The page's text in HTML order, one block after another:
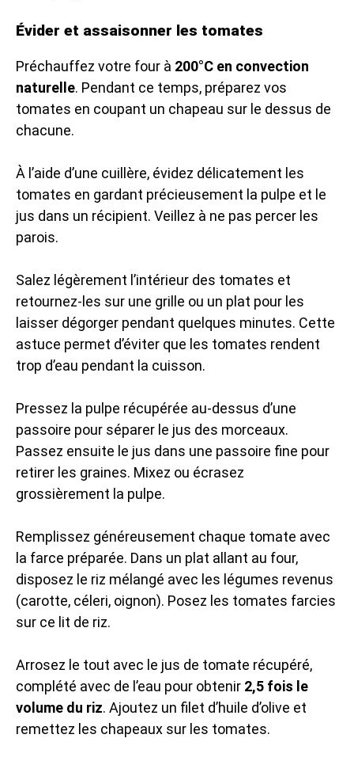
Évider et assaisonner les tomates
Préchauffez votre four à 200°C en convection
naturelle. Pendant ce temps, préparez vos
tomates en coupant un chapeau sur le dessus de
chacune.
À l’aide d’une cuillère, évidez délicatement les
tomates en gardant précieusement la pulpe et le
jus dans un récipient. Veillez à ne pas percer les
parois.
Salez légèrement l’intérieur des tomates et
retournez-les sur une grille ou un plat pour les
laisser dégorger pendant quelques minutes. Cette
astuce permet d’éviter que les tomates rendent
trop d’eau pendant la cuisson.
Pressez la pulpe récupérée au-dessus d’une
passoire pour séparer le jus des morceaux.
Passez ensuite le jus dans une passoire fine pour
retirer les graines. Mixez ou écrasez
grossièrement la pulpe.
Remplissez généreusement chaque tomate avec
la farce préparée. Dans un plat allant au four,
disposez le riz mélangé avec les légumes revenus
(carotte, céleri, oignon). Posez les tomates farcies
sur ce lit de riz.
Arrosez le tout avec le jus de tomate récupéré,
complété avec de l’eau pour obtenir 2,5 fois le
volume du riz. Ajoutez un filet d’huile d’olive et
remettez les chapeaux sur les tomates.